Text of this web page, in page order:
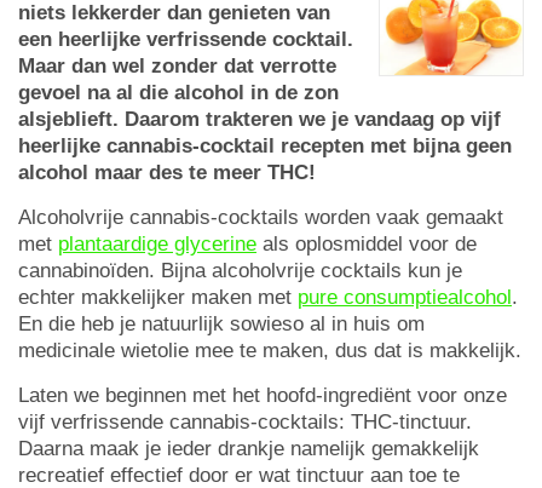
niets lekkerder dan genieten van
een heerlijke verfrissende cocktail.
Maar dan wel zonder dat verrotte
gevoel na al die alcohol in de zon
alsjeblieft. Daarom trakteren we je vandaag op vijf
heerlijke cannabis-cocktail recepten met bijna geen
alcohol maar des te meer THC!
Alcoholvrije cannabis-cocktails worden vaak gemaakt
met plantaardige glycerine als oplosmiddel voor de
cannabinoïden. Bijna alcoholvrije cocktails kun je
echter makkelijker maken met pure consumptiealcohol.
En die heb je natuurlijk sowieso al in huis om
medicinale wietolie mee te maken, dus dat is makkelijk.
Laten we beginnen met het hoofd-ingrediënt voor onze
vijf verfrissende cannabis-cocktails: THC-tinctuur.
Daarna maak je ieder drankje namelijk gemakkelijk
recreatief effectief door er wat tinctuur aan toe te